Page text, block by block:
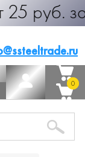
м.п.
0
0